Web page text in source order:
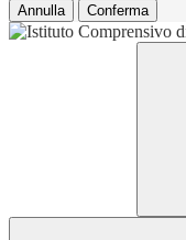
Annulla Conferma